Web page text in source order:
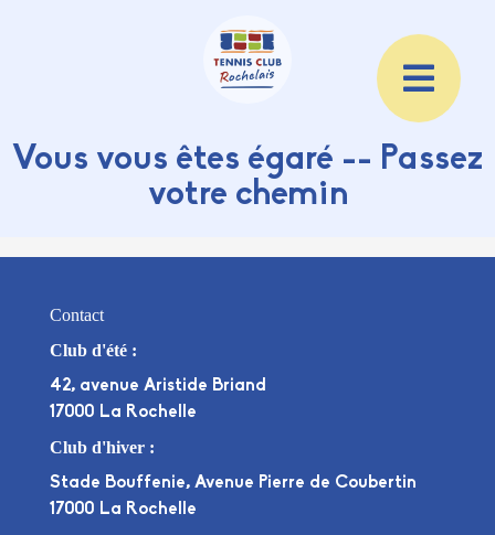
Vous vous êtes égaré -- Passez
votre chemin
Contact
Club d'été :
42, avenue Aristide Briand
17000 La Rochelle
Club d'hiver :
Stade Bouffenie, Avenue Pierre de Coubertin
17000 La Rochelle